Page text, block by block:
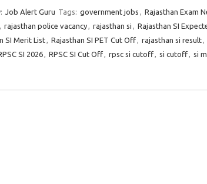
Job Alert Guru Tags: government jobs , Rajasthan Exam
, rajasthan police vacancy, rajasthan si , Rajasthan SI
SI Merit List, Rajasthan SI PET Cut Off, rajasthan si result,
SI 2026, RPSC SI Cut Off, rpsc si cutoff, si cutoff, si